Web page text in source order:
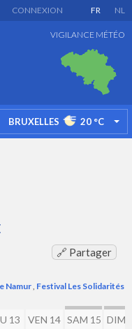
FR NL
CONNEXION
VIGILANCE MÉTÉO
BRUXELLES 20 °C
🔗 Partager
Namur, Festival Les Solidarités
13 VEN 14 SAM 15 DIM